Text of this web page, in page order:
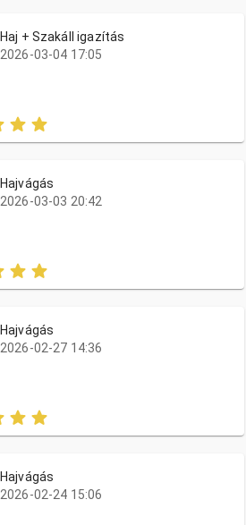
Haj + Szakáll igazítás
2026-03-04 17:05
Hajvágás
2026-03-03 20:42
Hajvágás
2026-02-27 14:36
Hajvágás
2026-02-24 15:06